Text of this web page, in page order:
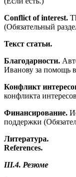
Conflict of interest.
(Обязательный
Текст статьи.
Благодарности.
Иванову за помощь
Конфликт
конфликта
Финансирование.
поддержки
Литература.
References.
III.4. Резюме